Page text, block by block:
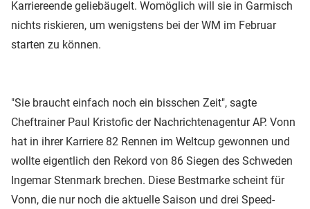
Karriereende geliebäugelt. Womöglich will sie in Garmisch
nichts riskieren, um wenigstens bei der WM im Februar
starten zu können.
"Sie braucht einfach noch ein bisschen Zeit", sagte
Cheftrainer Paul Kristofic der Nachrichtenagentur AP. Vonn
hat in ihrer Karriere 82 Rennen im Weltcup gewonnen und
wollte eigentlich den Rekord von 86 Siegen des Schweden
Ingemar Stenmark brechen. Diese Bestmarke scheint für
Vonn, die nur noch die aktuelle Saison und drei Speed-